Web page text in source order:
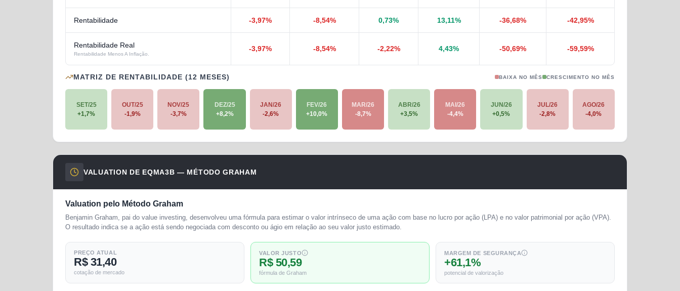
Rentabilidade -3,97% -8,54% 0,73% 13,11% -36,68% -42,95%
Rentabilidade Real
Rentabilidade Menos A Inflação.
-3,97% -8,54% -2,22% 4,43% -50,69% -59,59%
MATRIZ DE RENTABILIDADE (12 MESES) BAIXA NO MÊS CRESCIMENTO NO MÊS
SET/25
+1,7%
OUT/25
-1,9%
NOV/25
-3,7%
DEZ/25
+8,2%
JAN/26
-2,6%
FEV/26
+10,0%
MAR/26
-8,7%
ABR/26
+3,5%
MAI/26
-4,4%
JUN/26
+0,5%
JUL/26
-2,8%
AGO/26
-4,0%
VALUATION DE EQMA3B — MÉTODO GRAHAM
Valuation pelo Método Graham
Benjamin Graham, pai do value investing, desenvolveu uma fórmula para estimar o valor intrínseco de uma ação com base no lucro por ação (LPA) e no valor patrimonial por ação (VPA).
O resultado indica se a ação está sendo negociada com desconto ou ágio em relação ao seu valor justo estimado.
PREÇO ATUAL
R$ 31,40
cotação de mercado
VALOR JUSTO
R$ 50,59
fórmula de Graham
MARGEM DE SEGURANÇA
+61,1%
potencial de valorização